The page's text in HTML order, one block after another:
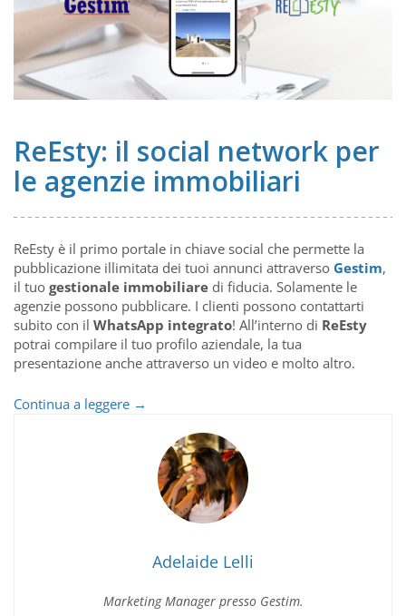
ReEsty: il social network per
le agenzie immobiliari
ReEsty è il primo portale in chiave social che permette la
pubblicazione illimitata dei tuoi annunci attraverso Gestim,
il tuo gestionale immobiliare di fiducia. Solamente le
agenzie possono pubblicare. I clienti possono contattarti
subito con il WhatsApp integrato! All’interno di ReEsty
potrai compilare il tuo profilo aziendale, la tua
presentazione anche attraverso un video e molto altro.
Continua a leggere ReEsty:
network
agenzie
→
Adelaide Lelli
Marketing Manager presso Gestim.